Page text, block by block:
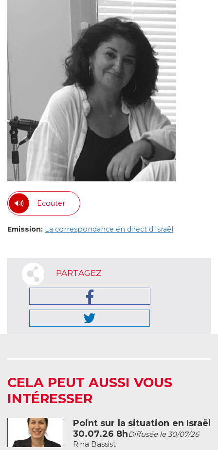
Ecouter
Emission: La correspondance en direct d'Israël
PARTAGEZ
CELA PEUT AUSSI VOUS
INTÉRESSER
Point sur la situation en Israël
30.07.26 8hDiffusée le 30/07/26
Rina Bassist